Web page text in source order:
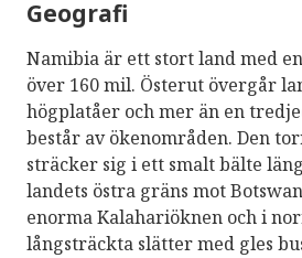
Geografi
Namibia är ett stort land med
över 160 mil. Österut övergår
högplatåer och mer än en
består av ökenområden. Den
sträcker sig i ett smalt bälte
landets östra gräns mot
enorma Kalahariöknen och i
långsträckta slätter med gles